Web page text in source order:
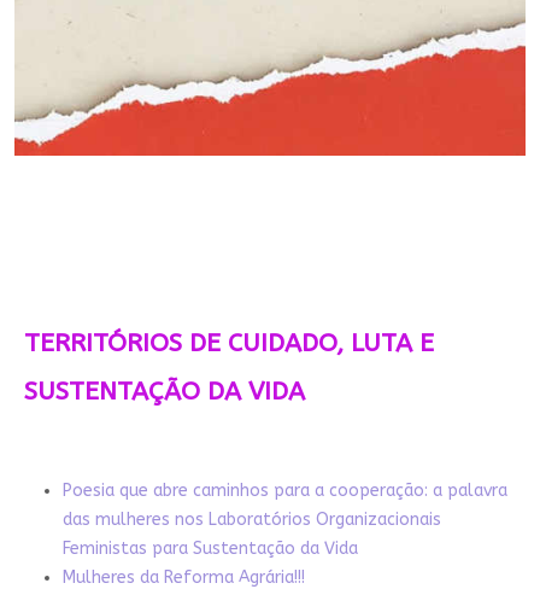
TERRITÓRIOS DE CUIDADO, LUTA E
SUSTENTAÇÃO DA VIDA
Poesia que abre caminhos para a cooperação: a palavra
das mulheres nos Laboratórios Organizacionais
Feministas para Sustentação da Vida
Mulheres da Reforma Agrária!!!